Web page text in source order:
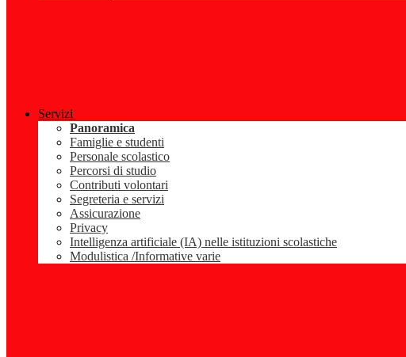
Servizi
Panoramica
Famiglie e studenti
Personale scolastico
Percorsi di studio
Contributi volontari
Segreteria e servizi
Assicurazione
Privacy
Intelligenza artificiale (IA) nelle istituzioni scolastiche
Modulistica /Informative varie